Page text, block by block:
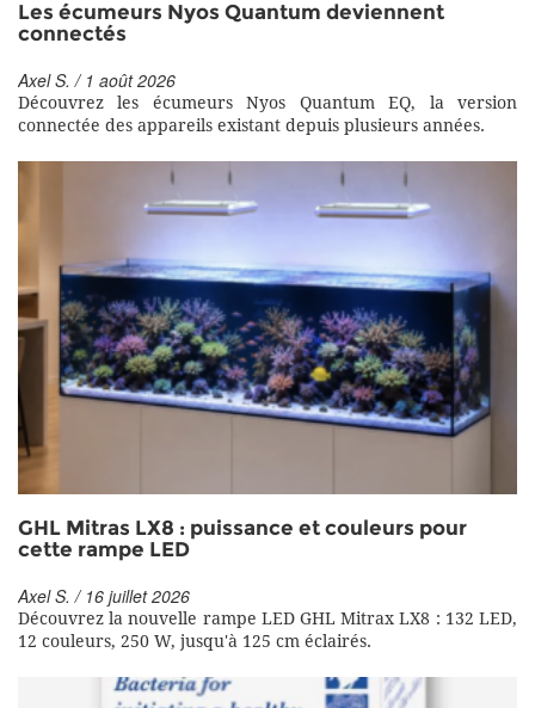
Les écumeurs Nyos Quantum deviennent
connectés
Axel S. / 1 août 2026
Découvrez les écumeurs Nyos Quantum EQ, la version
connectée des appareils existant depuis plusieurs années.
GHL Mitras LX8 : puissance et couleurs pour
cette rampe LED
Axel S. / 16 juillet 2026
Découvrez la nouvelle rampe LED GHL Mitrax LX8 : 132 LED,
12 couleurs, 250 W, jusqu'à 125 cm éclairés.